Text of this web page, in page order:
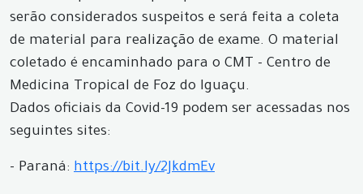
serão considerados suspeitos e será feita a coleta
de material para realização de exame. O material
coletado é encaminhado para o CMT - Centro de
Medicina Tropical de Foz do Iguaçu.
Dados oficiais da Covid-19 podem ser acessadas nos
seguintes sites:
- Paraná: https://bit.ly/2JkdmEv